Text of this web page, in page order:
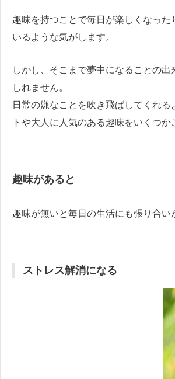
趣味を持つことで毎日が楽しくなっ
いるような気がします。
しかし、そこまで夢中になることの
しれません。
日常の嫌なことを吹き飛ばしてくれ
トや大人に人気のある趣味をいくつ
趣味があると
趣味が無いと毎日の生活にも張り合
ストレス解消になる